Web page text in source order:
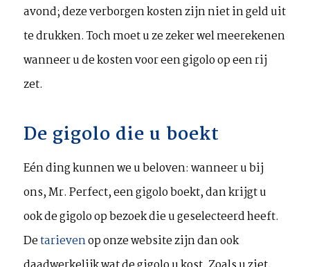
avond; deze verborgen kosten zijn niet in geld uit
te drukken. Toch moet u ze zeker wel meerekenen
wanneer u de kosten voor een gigolo op een rij
zet.
De gigolo die u boekt
Eén ding kunnen we u beloven: wanneer u bij
ons, Mr. Perfect, een gigolo boekt, dan krijgt u
ook de gigolo op bezoek die u geselecteerd heeft.
Detarievenop onze website zijn dan ook